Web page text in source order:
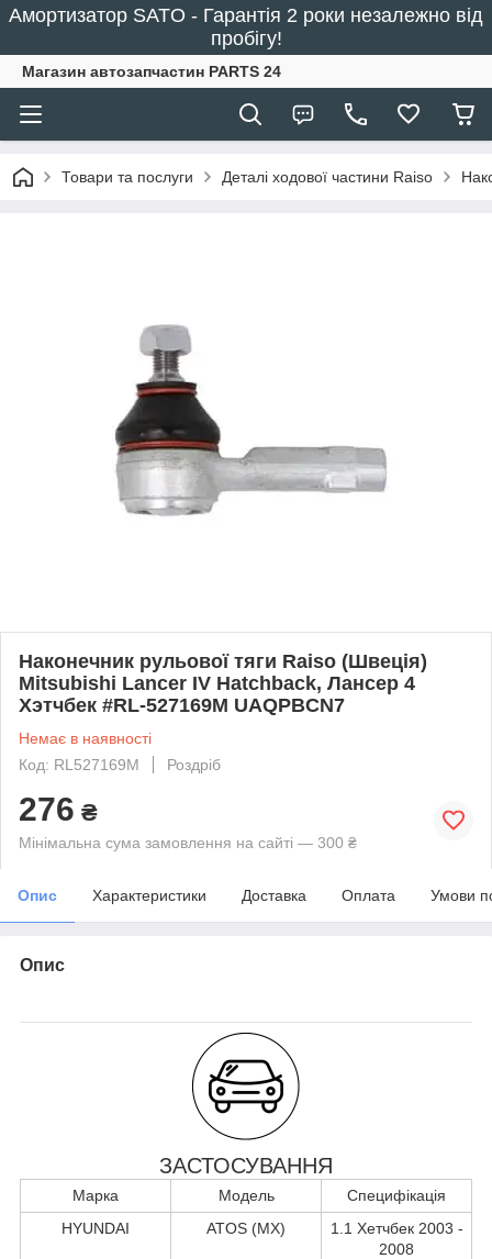
Амортизатор SATO - Гарантія 2 роки незалежно від
пробігу!
Магазин автозапчастин PARTS 24
Товари та послуги Деталі ходової частини Raiso
Наконечник рульової тяги Raiso (Швеція)
Mitsubishi Lancer IV Hatchback, Лансер 4
Хэтчбек #RL-527169M UAQPBCN7
Немає в наявності
Код: RL527169M
Роздріб
276 ₴
Мінімальна сума замовлення на сайті — 300 ₴
Опис Характеристики Доставка Оплата Умови
Опис
ЗАСТОСУВАННЯ
Марка Модель
Специфікація
HYUNDAI
ATOS (MX)
1.1 Хетчбек 2003 -
2008